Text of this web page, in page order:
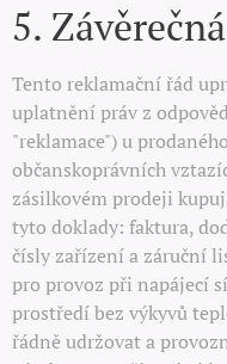
5.
Tento reklamační řád
uplatnění práv z
"reklamace") u
občanskoprávních
zásilkovém prodeji
tyto doklady: faktura,
čísly zařízení a záruční
pro provoz při napájecí
prostředí bez výkyvů
řádně udržovat a